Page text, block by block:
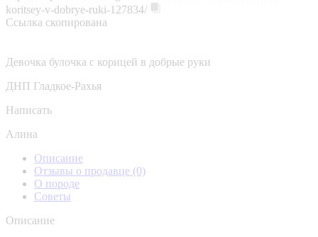
koritsey-v-dobrye-ruki-127834/
Ссылка скопирована
Девочка булочка с корицей в добрые руки
ДНП Гладкое-Рахья
Написать
Алина
Описание
Отзывы о продавце (0)
О породе
Советы
Описание